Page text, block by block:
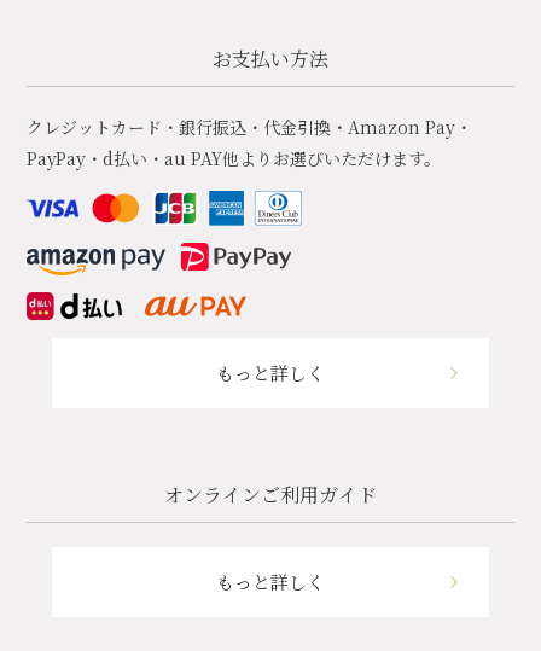
お支払い方法
クレジットカード・銀行振込・代金引換・Amazon Pay・
PayPay・d払い・au PAY他よりお選びいただけます。
もっと詳しく
オンラインご利用ガイド
もっと詳しく